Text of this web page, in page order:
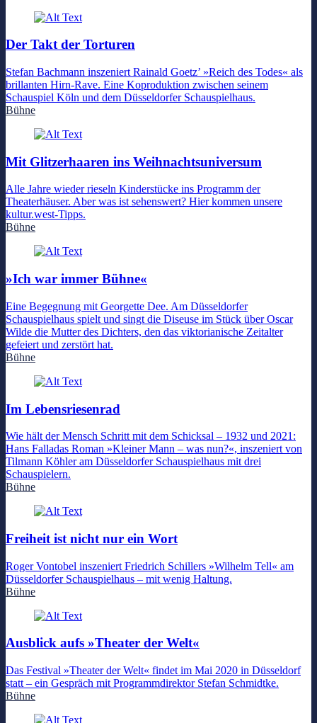
Der Takt der Torturen
Stefan Bachmann inszeniert Rainald Goetz’ »Reich des Todes« als
brillanten Hirn-Rave. Eine Koproduktion zwischen seinem
Schauspiel Köln und dem Düsseldorfer Schauspielhaus.
Bühne
Mit Glitzerhaaren ins Weihnachtsuniversum
Alle Jahre wieder rieseln Kinderstücke ins Programm der
Theaterhäuser. Aber was ist sehenswert? Hier kommen unsere
kultur.west-Tipps.
Bühne
»Ich war immer Bühne«
Eine Begegnung mit Georgette Dee. Am Düsseldorfer
Schauspielhaus spielt und singt die Diseuse im Stück über Oscar
Wilde die Mutter des Dichters, den das viktorianische Zeitalter
gefeiert und zerstört hat.
Bühne
Im Lebensriesenrad
Wie hält der Mensch Schritt mit dem Schicksal – 1932 und 2021:
Hans Falladas Roman »Kleiner Mann – was nun?«, inszeniert von
Tilmann Köhler am Düsseldorfer Schauspielhaus mit drei
Schauspielern.
Bühne
Freiheit ist nicht nur ein Wort
Roger Vontobel inszeniert Friedrich Schillers »Wilhelm Tell« am
Düsseldorfer Schauspielhaus – mit wenig Haltung.
Bühne
Ausblick aufs »Theater der Welt«
Das Festival »Theater der Welt« findet im Mai 2020 in Düsseldorf
statt – ein Gespräch mit Programmdirektor Stefan Schmidtke.
Bühne